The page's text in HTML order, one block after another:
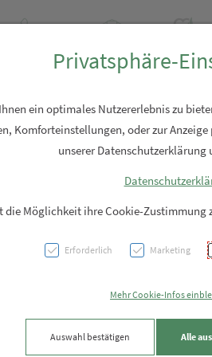
Privatsphäre-
ein optimales Nutzererlebnis zu
Komforteinstellungen, oder zur
unserer Datenschutzerklärung
die Möglichkeit ihre Cookie-
Erforderlich Marketing
Mehr Cookie-Infos
Auswahl bestätigen Alle